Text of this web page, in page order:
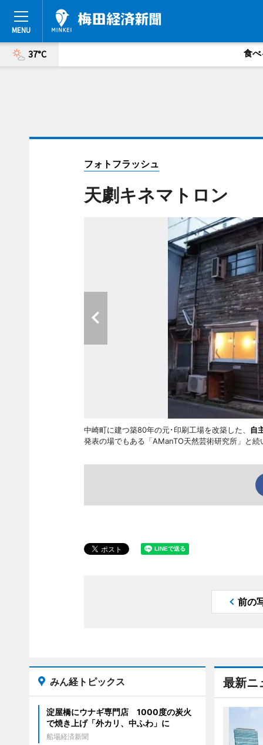
37°C 食べ
フォトフラッシュ
天劇キネマトロン
中崎町に建つ築80年の元･印刷工場を改築した、 自
発表の場でもある「AManTO天然芸術研究所」と続
前の
最新ニ
みん経トピックス
淀屋橋にウナギ専門店 1000度の炭火
で焼き上げ「外カリ、中ふわ」に
船場経済新聞